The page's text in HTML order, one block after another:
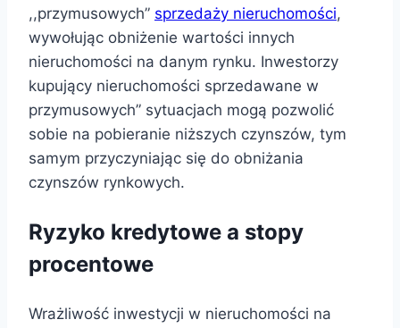
,,przymusowych” sprzedaży nieruchomości,
wywołując obniżenie wartości innych
nieruchomości na danym rynku. Inwestorzy
kupujący nieruchomości sprzedawane w
przymusowych” sytuacjach mogą pozwolić
sobie na pobieranie niższych czynszów, tym
samym przyczyniając się do obniżania
czynszów rynkowych.
Ryzyko kredytowe a stopy
procentowe
Wrażliwość inwestycji w nieruchomości na